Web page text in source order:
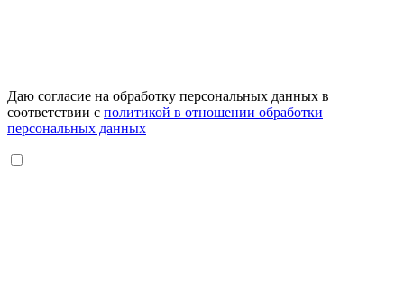
Даю согласие на обработку персональных данных в
соответствии с политикой в отношении обработки
персональных данных